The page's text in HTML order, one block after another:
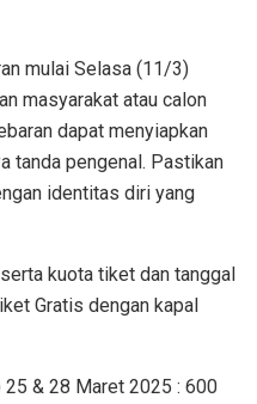
mulai Selasa (11/3)
masyarakat atau calon
dapat menyiapkan
tanda pengenal. Pastikan
identitas diri yang
kuota tiket dan tanggal
Gratis dengan kapal
25 & 28 Maret 2025 : 600